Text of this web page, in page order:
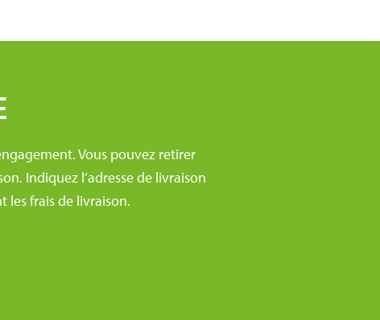
Vous pouvez retirer
Indiquez l’adresse de livraison
les frais de livraison.